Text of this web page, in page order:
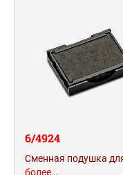
6/4924
Сменная подушка
более…